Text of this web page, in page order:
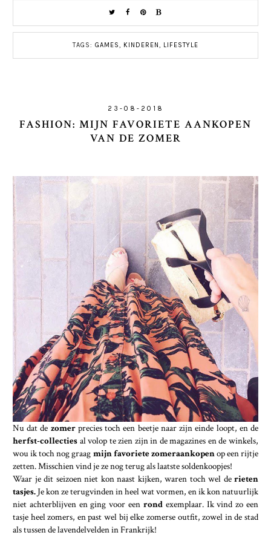
TAGS: GAMES, KINDEREN , LIFESTYLE
23-08-2018
FASHION: MIJN FAVORIETE AANKOPEN
VAN DE ZOMER
Nu dat de zomer precies toch een beetje naar zijn einde loopt, en de
herfst-collecties al volop te zien zijn in de magazines en de winkels,
wou ik toch nog graag mijn favoriete zomeraankopenop een rijtje
zetten. Misschien vind je ze nog terug als laatste soldenkoopjes!
Waar je dit seizoen niet kon naast kijken, waren toch wel de rieten
tasjes. Je kon ze terugvinden in heel wat vormen, en ik kon natuurlijk
niet achterblijven en ging voor een rond exemplaar. Ik vind zo een
tasje heel zomers, en past wel bij elke zomerse outfit, zowel in de stad
als tussen de lavendelvelden in Frankrijk!